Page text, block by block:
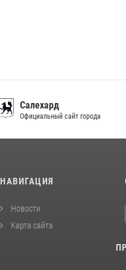
Салехард
Официальный сайт города
НАВИГАЦИЯ
Новости
Карта сайта